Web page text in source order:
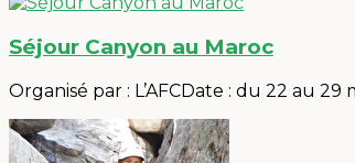
Séjour Canyon au Maroc
Organisé par : L’AFCDate : du 22 au